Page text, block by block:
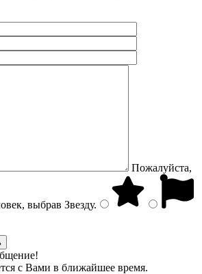
Пожалуйста,
выбрав Звезду.
с Вами в ближайшее время.